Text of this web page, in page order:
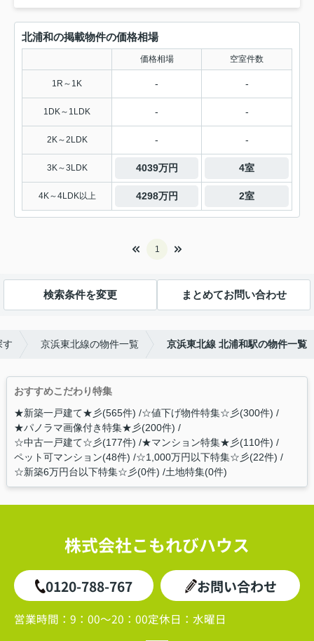
北浦和の掲載物件の価格相場
価格相場 空室件数
1R～1K - -
1DK～1LDK - -
2K～2LDK - -
3K～3LDK 4039万円 4室
4K～4LDK以上 4298万円 2室
1
検索条件を変更 まとめてお問い合わせ
す 京浜東北線の物件一覧 京浜東北線 北浦和駅の物件一覧
おすすめこだわり特集
★新築一戸建て★彡(565件) ☆値下げ物件特集☆彡(300件)
★パノラマ画像付き特集★彡(200件)
☆中古一戸建て☆彡(177件) ★マンション特集★彡(110件)
ペット可マンション(48件) ☆1,000万円以下特集☆彡(22件)
☆新築6万円台以下特集☆彡(0件) 土地特集(0件)
株式会社こもれびハウス
0120-788-767 お問い合わせ
営業時間： 9：00～20：00定休日： 水曜日